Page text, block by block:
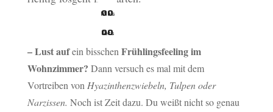
– Lust aufein bisschen Frühlingsfeeling im
Wohnzimmer? Dann versuch es mal mit dem
Vortreiben von Hyazinthenzwiebeln, Tulpen oder
Narzissen. Noch ist Zeit dazu. Du weißt nicht so genau
00
Mins
00
Secs